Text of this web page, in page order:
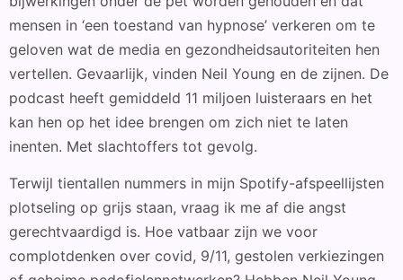
mensen in ‘een toestand van hypnose’ verkeren om te
geloven wat de media en gezondheidsautoriteiten hen
vertellen. Gevaarlijk, vinden Neil Young en de zijnen. De
podcast heeft gemiddeld 11 miljoen luisteraars en het
kan hen op het idee brengen om zich niet te laten
inenten. Met slachtoffers tot gevolg.
Terwijl tientallen nummers in mijn Spotify-afspeellijsten
plotseling op grijs staan, vraag ik me af die angst
gerechtvaardigd is. Hoe vatbaar zijn we voor
complotdenken over covid, 9/11, gestolen verkiezingen